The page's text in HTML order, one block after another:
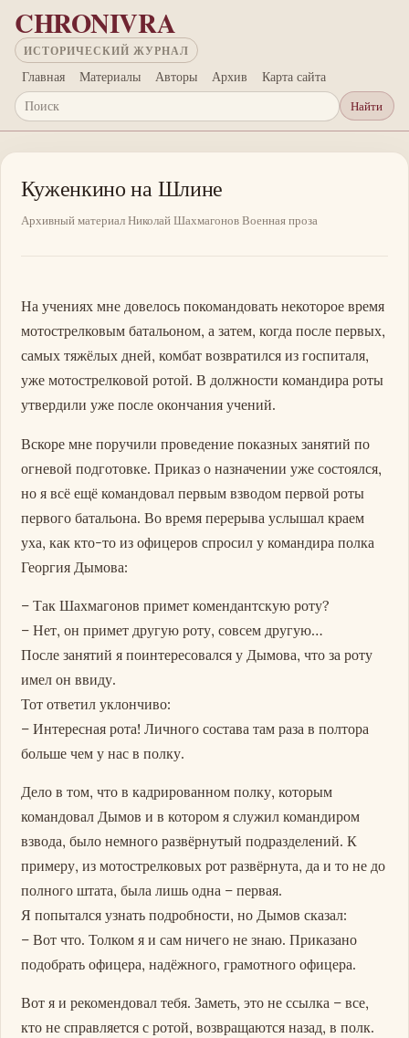
Перейти к основному содержанию
CHRONIVRA
ИСТОРИЧЕСКИЙ ЖУРНАЛ
Главная Материалы Авторы Архив Карта сайта
Поиск
Найти
Куженкино на Шлине
Архивный материалНиколай ШахмагоновВоенная проза
На учениях мне довелось покомандовать некоторое время
мотострелковым батальоном, а затем, когда после первых,
самых тяжёлых дней, комбат возвратился из госпиталя,
уже мотострелковой ротой. В должности командира роты
утвердили уже после окончания учений.
Вскоре мне поручили проведение показных занятий по
огневой подготовке. Приказ о назначении уже состоялся,
но я всё ещё командовал первым взводом первой роты
первого батальона. Во время перерыва услышал краем
уха, как кто-то из офицеров спросил у командира полка
Георгия Дымова:
– Так Шахмагонов примет комендантскую роту?
– Нет, он примет другую роту, совсем другую…
После занятий я поинтересовался у Дымова, что за роту
имел он ввиду.
Тот ответил уклончиво:
– Интересная рота! Личного состава там раза в полтора
больше чем у нас в полку.
Дело в том, что в кадрированном полку, которым
командовал Дымов и в котором я служил командиром
взвода, было немного развёрнутый подразделений. К
примеру, из мотострелковых рот развёрнута, да и то не до
полного штата, была лишь одна – первая.
Я попытался узнать подробности, но Дымов сказал:
– Вот что. Толком я и сам ничего не знаю. Приказано
подобрать офицера, надёжного, грамотного офицера.
Вот я и рекомендовал тебя. Заметь, это не ссылка – все,
кто не справляется с ротой, возвращаются назад, в полк.